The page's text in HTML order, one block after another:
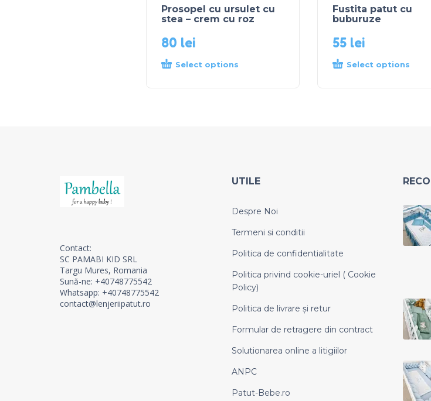
Prosopel cu ursulet cu
stea – crem cu roz
80 lei
Select options
Fustita patut cu
buburuze
55 lei
Select options
Contact:
SC PAMABI KID SRL
Targu Mures, Romania
Sună-ne: +40748775542
Whatsapp: +40748775542
contact@lenjeriipatut.ro
UTILE
Despre Noi
Termeni si conditii
Politica de confidentialitate
Politica privind cookie-uriel ( Cookie
Policy)
Politica de livrare și retur
Formular de retragere din contract
Solutionarea online a litigiilor
ANPC
Patut-Bebe.ro